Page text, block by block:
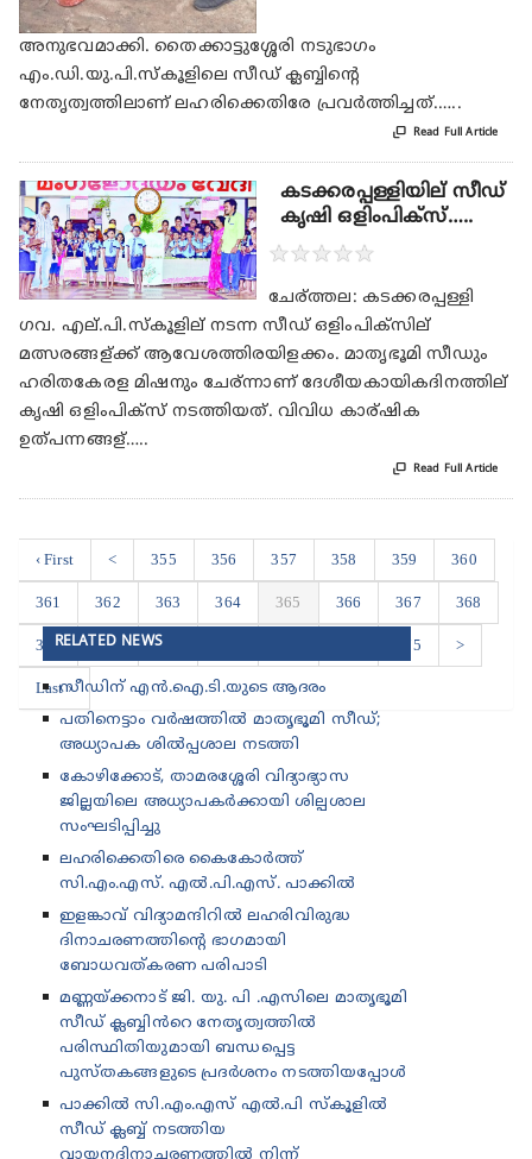
അനുഭവമാക്കി. തൈക്കാട്ടുശ്ശേരി നടുഭാഗം
എം.ഡി.യു.പി.സ്കൂളിലെ സീഡ് ക്ലബ്ബിന്റെ
നേതൃത്വത്തിലാണ് ലഹരിക്കെതിരേ പ്രവർത്തിച്ചത്.…..
 Read Full Article
കടക്കരപ്പള്ളിയില് സീഡ്
കൃഷി ഒളിംപിക്സ്…..
★★★★★
ചേര്ത്തല: കടക്കരപ്പള്ളി
ഗവ. എല്.പി.സ്കൂളില് നടന്ന സീഡ് ഒളിംപിക്സില്
മത്സരങ്ങള്ക്ക് ആവേശത്തിരയിളക്കം. മാതൃഭൂമി സീഡും
ഹരിതകേരള മിഷനും ചേര്ന്നാണ് ദേശീയകായികദിനത്തില്
കൃഷി ഒളിംപിക്സ് നടത്തിയത്. വിവിധ കാര്ഷിക
ഉത്പന്നങ്ങള്…..
 Read Full Article
‹ First < 355 356 357 358 359 360
361 362 363 364 365 366 367 368
369 370 371 375 >
Last ›
RELATED NEWS
സീഡിന് എൻ.ഐ.ടി.യുടെ ആദരം
പതിനെട്ടാം വർഷത്തിൽ മാതൃഭൂമി സീഡ്;
അധ്യാപക ശിൽപ്പശാല നടത്തി
കോഴിക്കോട്, താമരശ്ശേരി വിദ്യാഭ്യാസ
ജില്ലയിലെ അധ്യാപകർക്കായി ശില്പശാല
സംഘടിപ്പിച്ചു
ലഹരിക്കെതിരെ കൈകോർത്ത്
സി.എം.എസ്. എൽ.പി.എസ്. പാക്കിൽ
ഇളങ്കാവ് വിദ്യാമന്ദിറിൽ ലഹരിവിരുദ്ധ
ദിനാചരണത്തിന്റെ ഭാഗമായി
ബോധവത്കരണ പരിപാടി
മണ്ണയ്ക്കനാട് ജി. യു. പി .എസിലെ മാതൃഭൂമി
സീഡ് ക്ലബ്ബിൻറെ നേതൃത്വത്തിൽ
പരിസ്ഥിതിയുമായി ബന്ധപ്പെട്ട
പുസ്തകങ്ങളുടെ പ്രദർശനം നടത്തിയപ്പോൾ
പാക്കിൽ സി.എം.എസ് എൽ.പി സ്കൂളിൽ
സീഡ് ക്ലബ്ബ് നടത്തിയ